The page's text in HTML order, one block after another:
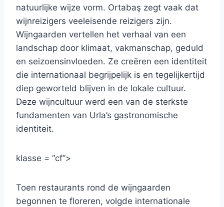
natuurlijke wijze vorm. Ortabaş zegt vaak dat
wijnreizigers veeleisende reizigers zijn.
Wijngaarden vertellen het verhaal van een
landschap door klimaat, vakmanschap, geduld
en seizoensinvloeden. Ze creëren een identiteit
die internationaal begrijpelijk is en tegelijkertijd
diep geworteld blijven in de lokale cultuur.
Deze wijncultuur werd een van de sterkste
fundamenten van Urla’s gastronomische
identiteit.
klasse = “cf”>
Toen restaurants rond de wijngaarden
begonnen te floreren, volgde internationale